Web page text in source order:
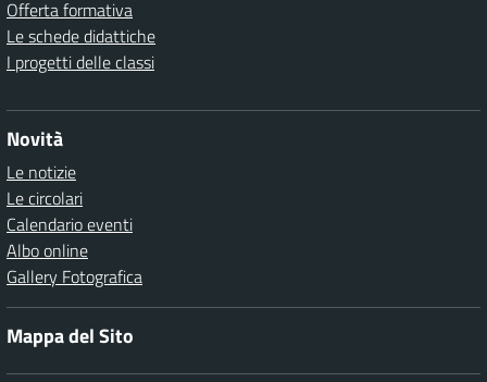
Offerta formativa
Le schede didattiche
I progetti delle classi
Novità
Le notizie
Le circolari
Calendario eventi
Albo online
Gallery Fotografica
Mappa del Sito